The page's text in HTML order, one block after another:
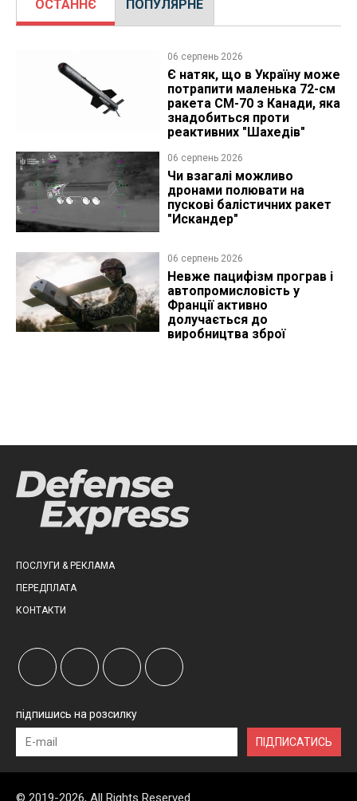
ОСТАННЄ ПОПУЛЯРНЕ
06 серпень 2026
Є натяк, що в Україну може
потрапити маленька 72-см
ракета CM-70 з Канади, яка
знадобиться проти
реактивних "Шахедів"
06 серпень 2026
Чи взагалі можливо
дронами полювати на
пускові балістичних ракет
"Искандер"
06 серпень 2026
Невже пацифізм програв і
автопромисловість у
Франції активно
долучається до
виробництва зброї
ПОСЛУГИ & РЕКЛАМА
ПЕРЕДПЛАТА
КОНТАКТИ
підпишись на розсилку
ПІДПИСАТИСЬ
© 2019-2026, All Rights Reserved